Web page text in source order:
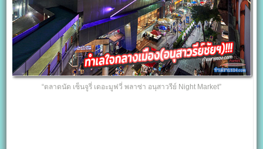
“ตลาดนัด เซ็นจูรี่ เดอะมูฟวี่ พลาซ่า อนุสาวรีย์ Night Market”